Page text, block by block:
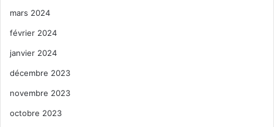
mars 2024
février 2024
janvier 2024
décembre 2023
novembre 2023
octobre 2023